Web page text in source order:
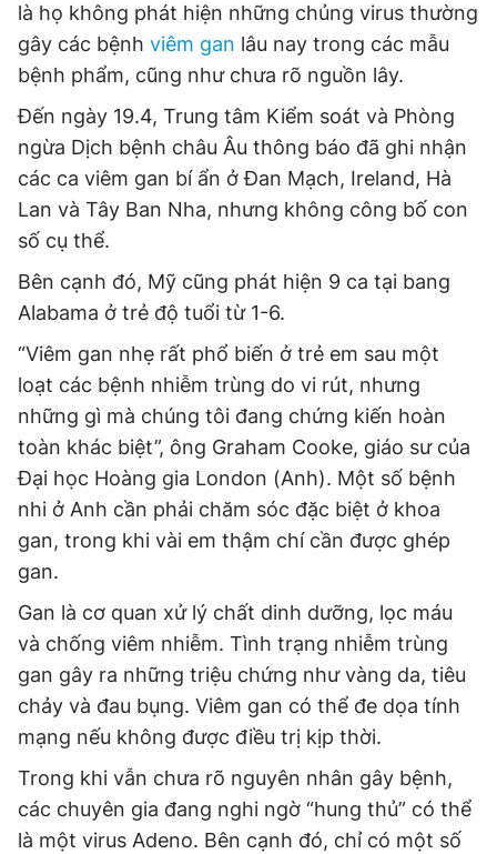
Giấy phép xuất bản số 110/GP - BTTTT cấp ngày 24.3.2020
© 2003-2026 Bản quyền thuộc về Báo Thanh Niên. Cấm sao
chép dưới mọi hình thức nếu không có sự chấp thuận bằng văn
bản. Phát triển bởi ePi Technologies, JSC.
là họ không phát hiện những chủng virus thường
gây các bệnh viêm gan lâu nay trong các mẫu
bệnh phẩm, cũng như chưa rõ nguồn lây.
Đến ngày 19.4, Trung tâm Kiểm soát và Phòng
ngừa Dịch bệnh châu Âu thông báo đã ghi nhận
các ca viêm gan bí ẩn ở Đan Mạch, Ireland, Hà
Lan và Tây Ban Nha, nhưng không công bố con
số cụ thể.
Bên cạnh đó, Mỹ cũng phát hiện 9 ca tại bang
Alabama ở trẻ độ tuổi từ 1-6.
“Viêm gan nhẹ rất phổ biến ở trẻ em sau một
loạt các bệnh nhiễm trùng do vi rút, nhưng
những gì mà chúng tôi đang chứng kiến hoàn
toàn khác biệt”, ông Graham Cooke, giáo sư của
Đại học Hoàng gia London (Anh). Một số bệnh
nhi ở Anh cần phải chăm sóc đặc biệt ở khoa
gan, trong khi vài em thậm chí cần được ghép
gan.
Gan là cơ quan xử lý chất dinh dưỡng, lọc máu
và chống viêm nhiễm. Tình trạng nhiễm trùng
gan gây ra những triệu chứng như vàng da, tiêu
chảy và đau bụng. Viêm gan có thể đe dọa tính
mạng nếu không được điều trị kịp thời.
Trong khi vẫn chưa rõ nguyên nhân gây bệnh,
các chuyên gia đang nghi ngờ “hung thủ” có thể
là một virus Adeno. Bên cạnh đó, chỉ có một số